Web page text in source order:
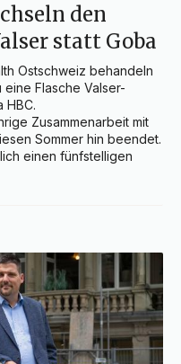
den
statt Goba
Ostschweiz behandeln
eine Flasche Valser-
HBC.
Zusammenarbeit mit
Sommer hin beendet.
einen fünfstelligen